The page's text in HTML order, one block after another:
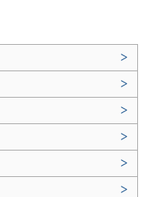
>
>
>
>
>
>